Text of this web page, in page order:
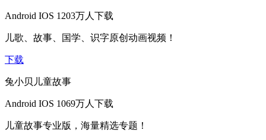
Android IOS 1203万人下载
儿歌、故事、国学、识字原创动画视频！
下载
兔小贝儿童故事
Android IOS 1069万人下载
儿童故事专业版，海量精选专题！